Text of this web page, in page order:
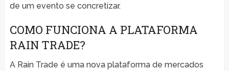
de um evento se concretizar.
COMO FUNCIONA A PLATAFORMA
RAIN TRADE?
A Rain Trade é uma nova plataforma de mercados